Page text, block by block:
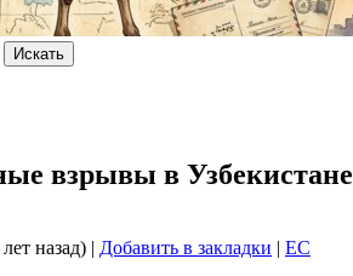
Искать
взрывы в Узбекистане
назад) | Добавить в закладки | EC